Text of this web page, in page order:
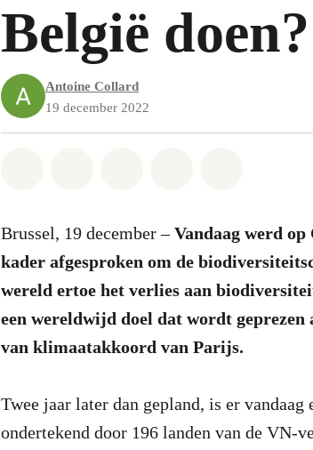
België doen?
Antoine Collard
19 december 2022
Brussel, 19 december –Vandaag werd
kader afgesproken om de
wereld ertoe het verlies aan
een wereldwijd doel dat wordt geprezen
van klimaatakkoord van Parijs.
Twee jaar later dan gepland, is er
ondertekend door 196 landen van de VN-